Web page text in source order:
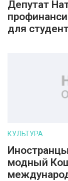
Депутат
для
КУЛЬТУРА
модный